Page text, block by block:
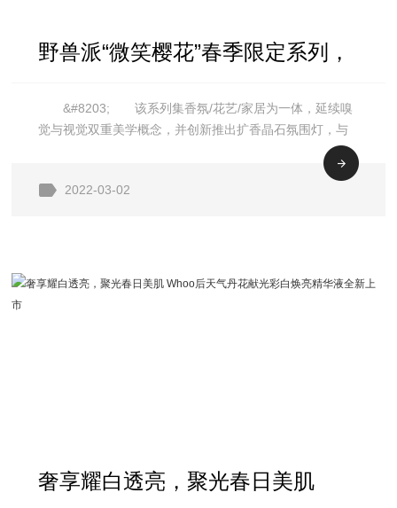
野兽派“微笑樱花”春季限定系列，
可爱发布
&#8203; 该系列集香氛/花艺/家居为一体，延续嗅
觉与视觉双重美学概念，并创新推出扩香晶石氛围灯，与
可爱小狗一起打造粉嫩春天。 全网首发微笑樱花扩香
晶石氛围灯，倾诉浪漫故事 微笑樱花系列香氛产品以
春日樱2022-03-02
奢享耀白透亮，聚光春日美肌